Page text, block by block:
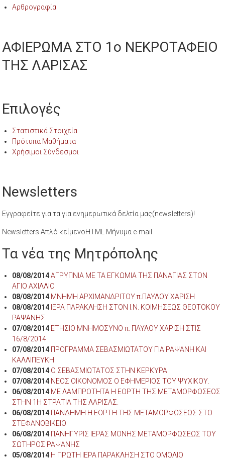
Αρθρογραφία
ΑΦΙΕΡΩΜΑ ΣΤΟ 1ο ΝΕΚΡΟΤΑΦΕΙΟ
ΤΗΣ ΛΑΡΙΣΑΣ
Επιλογές
Στατιστικά Στοιχεία
Πρότυπα Μαθήματα
Χρήσιμοι Σύνδεσμοι
Newsletters
Εγγραφείτε για τα για ενημερωτικά δελτία μας(newsletters)!
Newsletters Απλό κείμενοHTML Μήνυμα e-mail
Τα νέα της Μητρόπολης
08/08/2014 ΑΓΡΥΠΝΙΑ ΜΕ ΤΑ ΕΓΚΩΜΙΑ ΤΗΣ ΠΑΝΑΓΙΑΣ ΣΤΟΝ
ΑΓΙΟ ΑΧΙΛΛΙΟ
08/08/2014 ΜΝΗΜΗ ΑΡΧΙΜΑΝΔΡΙΤΟΥ π.ΠΑΥΛΟΥ ΧΑΡΙΣΗ
08/08/2014 ΙΕΡΑ ΠΑΡΑΚΛΗΣΗ ΣΤΟΝ Ι.Ν. ΚΟΙΜΗΣΕΩΣ ΘΕΟΤΟΚΟΥ
ΡΑΨΑΝΗΣ
07/08/2014 ΕΤΗΣΙΟ ΜΝΗΜΟΣΥΝΟ π. ΠΑΥΛΟΥ ΧΑΡΙΣΗ ΣΤΙΣ
16/8/2014
07/08/2014 ΠΡΟΓΡΑΜΜΑ ΣΕΒΑΣΜΙΩΤΑΤΟΥ ΓΙΑ ΡΑΨΑΝΗ ΚΑΙ
ΚΑΛΛΙΠΕΥΚΗ
07/08/2014 Ο ΣΕΒΑΣΜΙΩΤΑΤΟΣ ΣΤΗΝ ΚΕΡΚΥΡΑ
07/08/2014 ΝΕΟΣ ΟΙΚΟΝΟΜΟΣ Ο ΕΦΗΜΕΡΙΟΣ ΤΟΥ ΨΥΧΙΚΟΥ.
06/08/2014 ΜΕ ΛΑΜΠΡΟΤΗΤΑ Η ΕΟΡΤΗ ΤΗΣ ΜΕΤΑΜΟΡΦΩΣΕΩΣ
ΣΤΗΝ 1Η ΣΤΡΑΤΙΑ ΤΗΣ ΛΑΡΙΣΑΣ.
06/08/2014 ΠΑΝΔΗΜΗ Η ΕΟΡΤΗ ΤΗΣ ΜΕΤΑΜΟΡΦΩΣΕΩΣ ΣΤΟ
ΣΤΕΦΑΝΟΒΙΚΕΙΟ
06/08/2014 ΠΑΝΗΓΥΡΙΣ ΙΕΡΑΣ ΜΟΝΗΣ ΜΕΤΑΜΟΡΦΩΣΕΩΣ ΤΟΥ
ΣΩΤΗΡΟΣ ΡΑΨΑΝΗΣ
05/08/2014 Η ΠΡΩΤΗ ΙΕΡΑ ΠΑΡΑΚΛΗΣΗ ΣΤΟ ΟΜΟΛΙΟ